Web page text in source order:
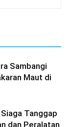
Sambangi
Maut di
Tanggap
dan Peralatan